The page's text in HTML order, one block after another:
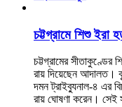
চট্টগ্রামে শিশু ইরা
চট্টগ্রামের সীতাকুণ্ডের
রায় দিয়েছেন আদালত।
দমন ট্রাইব্যুনাল-৪ এর
রায় ঘোষণা করেন।